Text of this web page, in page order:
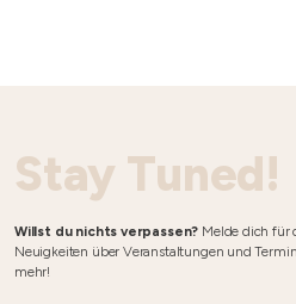
Stay Tuned!
Willst du nichts verpassen? Melde dich für
Neuigkeiten über Veranstaltungen und
mehr!